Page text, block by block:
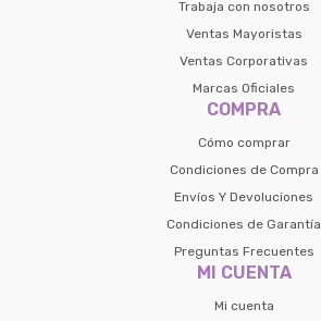
Trabaja con nosotros
Ventas Mayoristas
Ventas Corporativas
Marcas Oficiales
COMPRA
Cómo comprar
Condiciones de Compra
Envíos Y Devoluciones
Condiciones de Garantía
Preguntas Frecuentes
MI CUENTA
Mi cuenta
Continuar
Volver al inicio